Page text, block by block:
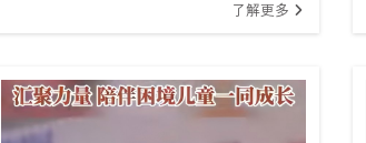
了解更多